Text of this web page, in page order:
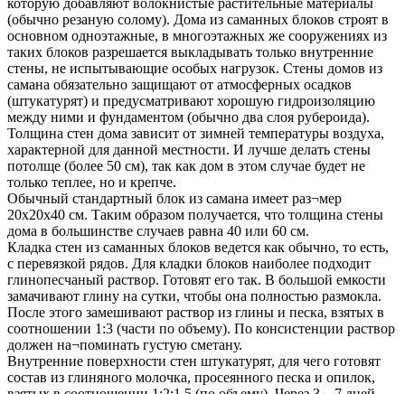
которую добавляют волокнистые растительные материалы
(обычно резаную солому). Дома из саманных блоков строят в
основном одноэтажные, в многоэтажных же сооружениях из
таких блоков разрешается выкладывать только внутренние
стены, не испытывающие особых нагрузок. Стены домов из
самана обязательно защищают от атмосферных осадков
(штукатурят) и предусматривают хорошую гидроизоляцию
между ними и фундаментом (обычно два слоя рубероида).
Толщина стен дома зависит от зимней температуры воздуха,
характерной для данной местности. И лучше делать стены
потолще (более 50 см), так как дом в этом случае будет не
только теплее, но и крепче.
Обычный стандартный блок из самана имеет раз¬мер
20x20x40 см. Таким образом получается, что толщина стены
дома в большинстве случаев равна 40 или 60 см.
Кладка стен из саманных блоков ведется как обычно, то есть,
с перевязкой рядов. Для кладки блоков наиболее подходит
глинопесчаный раствор. Готовят его так. В большой емкости
замачивают глину на сутки, чтобы она полностью размокла.
После этого замешивают раствор из глины и песка, взятых в
соотношении 1:3 (части по объему). По консистенции раствор
должен на¬поминать густую сметану.
Внутренние поверхности стен штукатурят, для чего готовят
состав из глиняного молочка, просеянного песка и опилок,